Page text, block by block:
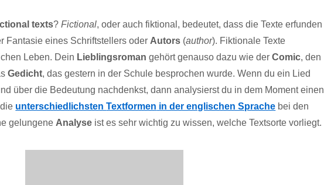
texts?Fictional, oder auch fiktional, bedeutet, dass die Texte erfunden
Fantasie eines Schriftstellers oder Autors (author). Fiktionale Texte
Leben. Dein Lieblingsroman gehört genauso dazu wie derComic, den
Gedicht, das gestern in der Schule besprochen wurde. Wenn du ein Lied
über die Bedeutung nachdenkst, dann analysierst du in dem Moment einen
unterschiedlichstenTextformen in der englischen Sprache bei den
gelungene Analyse ist es sehr wichtig zu wissen, welche Textsorte vorliegt.